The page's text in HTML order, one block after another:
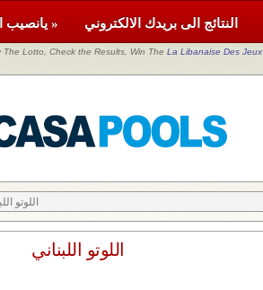
يانصيب الوطني اللبناني » النتائج الى بريدك الالكتروني
Lotto, Check the Results, Win The La Libanaise Des Jeux
اللوتو
اللوتو اللبناني